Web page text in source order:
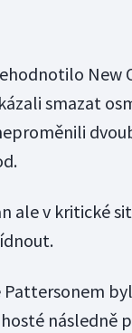
New
smazat
ale v kritické
následně